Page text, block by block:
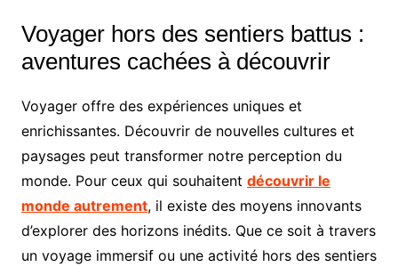
Voyager hors des sentiers battus :
aventures cachées à découvrir
Voyager offre des expériences uniques et
enrichissantes. Découvrir de nouvelles cultures et
paysages peut transformer notre perception du
monde. Pour ceux qui souhaitent découvrir le
monde autrement, il existe des moyens innovants
d’explorer des horizons inédits. Que ce soit à travers
un voyage immersif ou une activité hors des sentiers